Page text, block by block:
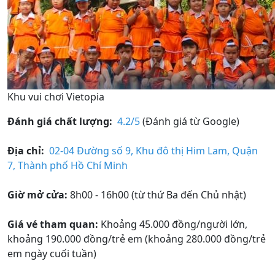
Khu vui chơi Vietopia
Đánh giá chất lượng: 4.2/5(Đánh giá từ Google)
Địa chỉ: 02-04 Đường số 9, Khu đô thị Him Lam, Quận
7, Thành phố Hồ Chí Minh
Giờ mở cửa: 8h00 - 16h00 (từ thứ Ba đến Chủ nhật)
Giá vé tham quan: Khoảng 45.000 đồng/người lớn,
khoảng 190.000 đồng/trẻ em (khoảng 280.000 đồng/trẻ
em ngày cuối tuần)